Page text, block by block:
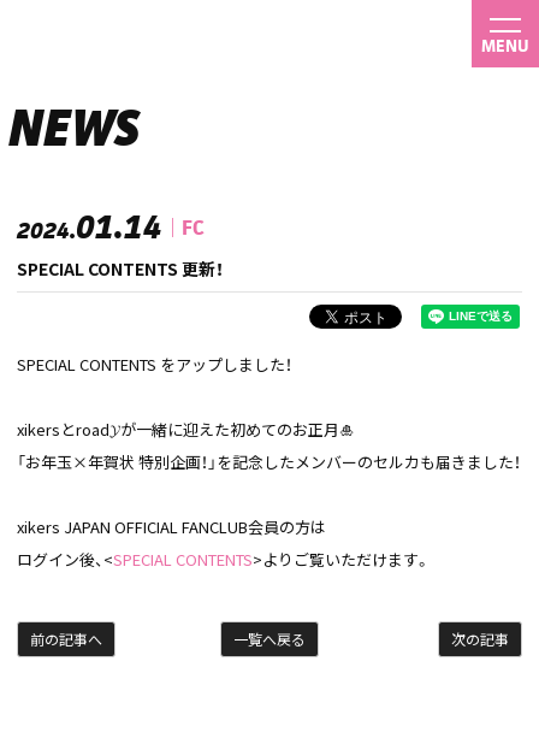
MENU
NEWS
2024.01.14 FC
SPECIAL CONTENTS 更新！
SPECIAL CONTENTS をアップしました！
xikersとroad𝓨が一緒に迎えた初めてのお正月🎍
「お年玉×年賀状 特別企画！」を記念したメンバーのセルカも届きました！
xikers JAPAN OFFICIAL FANCLUB会員の方は
ログイン後、<SPECIAL CONTENTS>よりご覧いただけます。
次の記事
一覧へ戻る
前の記事へ